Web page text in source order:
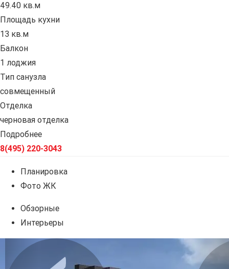
49.40 кв.м
Площадь кухни
13 кв.м
Балкон
1 лоджия
Тип санузла
совмещенный
Отделка
черновая отделка
Подробнее
8(495) 220-3043
Планировка
Фото ЖК
Обзорные
Интерьеры